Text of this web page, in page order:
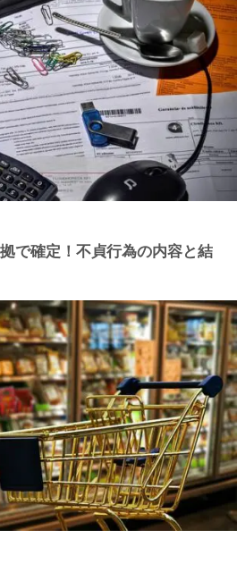
で確定！不貞行為の内容と結